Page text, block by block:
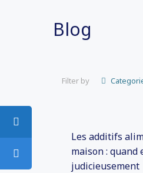
Blog
Filter by
Les additifs
maison :
judicieusement